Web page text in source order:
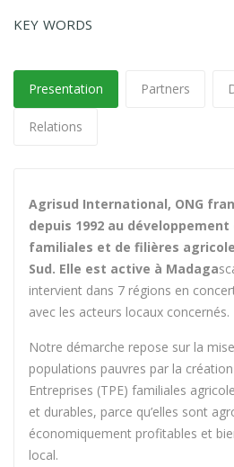
KEY WORDS
Presentation Partners
Relations
Agrisud International, ONG
depuis 1992 au
familiales et de filières
Sud. Elle est active à Madaga
intervient dans 7 régions en
avec les acteurs locaux concernés.
Notre démarche repose sur la
populations pauvres par la
Entreprises (TPE) familiales
et durables, parce qu’elles sont
économiquement profitables et
local.